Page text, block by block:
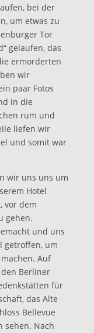
bei der
um etwas zu
Tor
gelaufen, das
ermorderten
wir
paar Fotos
in die
rum und
liefen wir
und somit war
wir uns uns um
Hotel
vor dem
gehen.
und uns
getroffen, um
Auf
Berliner
für
das Alte
Bellevue
sehen. Nach